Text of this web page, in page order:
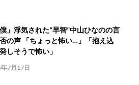
僕」浮気された“早智”中山ひなのの言
の声 「ちょっと怖い…」「抱え込
しそうで怖い」
7月17日